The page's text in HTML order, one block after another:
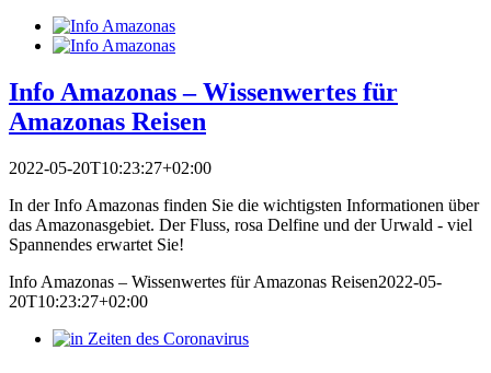
Info Amazonas – Wissenwertes für
Amazonas Reisen
2022-05-20T10:23:27+02:00
In der Info Amazonas finden Sie die wichtigsten Informationen über
das Amazonasgebiet. Der Fluss, rosa Delfine und der Urwald - viel
Spannendes erwartet Sie!
Info Amazonas – Wissenwertes für Amazonas Reisen2022-05-
20T10:23:27+02:00